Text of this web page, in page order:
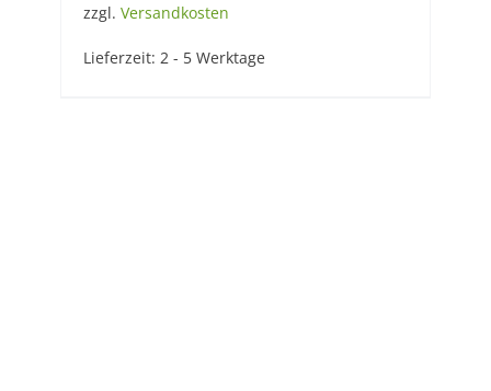
zzgl. Versandkosten
Lieferzeit: 2 - 5 Werktage